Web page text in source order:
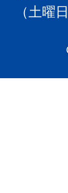
（土曜